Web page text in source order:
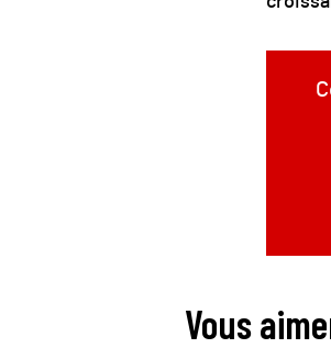
Vous